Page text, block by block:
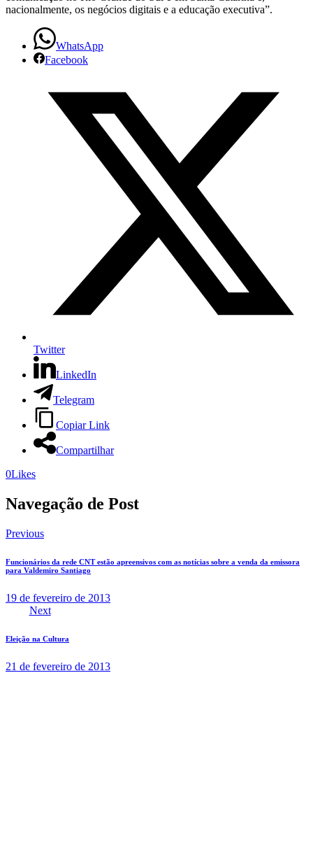
nacionalmente, os negócios digitais e a educação executiva”.
WhatsApp
Facebook
Twitter
LinkedIn
Telegram
Copiar Link
Compartilhar
0Likes
Navegação de Post
Previous
Funcionários da rede CNT estão apreensivos com as notícias sobre a venda da emissora
para Valdemiro Santiago
19 de fevereiro de 2013
Next
Eleição na Cultura
21 de fevereiro de 2013